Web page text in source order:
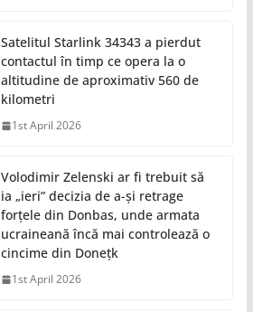
Satelitul Starlink 34343 a pierdut
contactul în timp ce opera la o
altitudine de aproximativ 560 de
kilometri
1st April 2026
Volodimir Zelenski ar fi trebuit să
ia „ieri” decizia de a-și retrage
forțele din Donbas, unde armata
ucraineană încă mai controlează o
cincime din Donețk
1st April 2026